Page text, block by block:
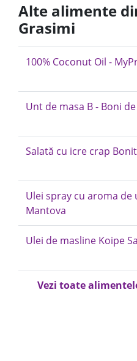
Alte alimente
Grasimi
100% Coconut Oil -
Unt de masa B - Boni
Salată cu icre crap
Ulei spray cu aroma de
Mantova
Ulei de masline Koipe
Vezi toate